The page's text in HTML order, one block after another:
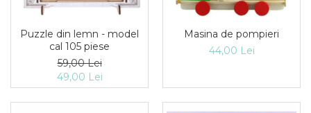
Puzzle din lemn - model
cal 105 piese
59,00 Lei
49,00 Lei
Masina de pompieri
44,00 Lei